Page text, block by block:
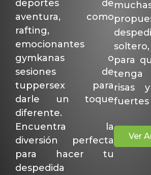
deportes de
aventura, como
rafting,
emocionantes
gymkanas o
sesiones de
tuppersex para
darle un toque
diferente.
Encuentra la
diversión perfecta
para hacer tu
despedida
para
risas
fuertes
Ver